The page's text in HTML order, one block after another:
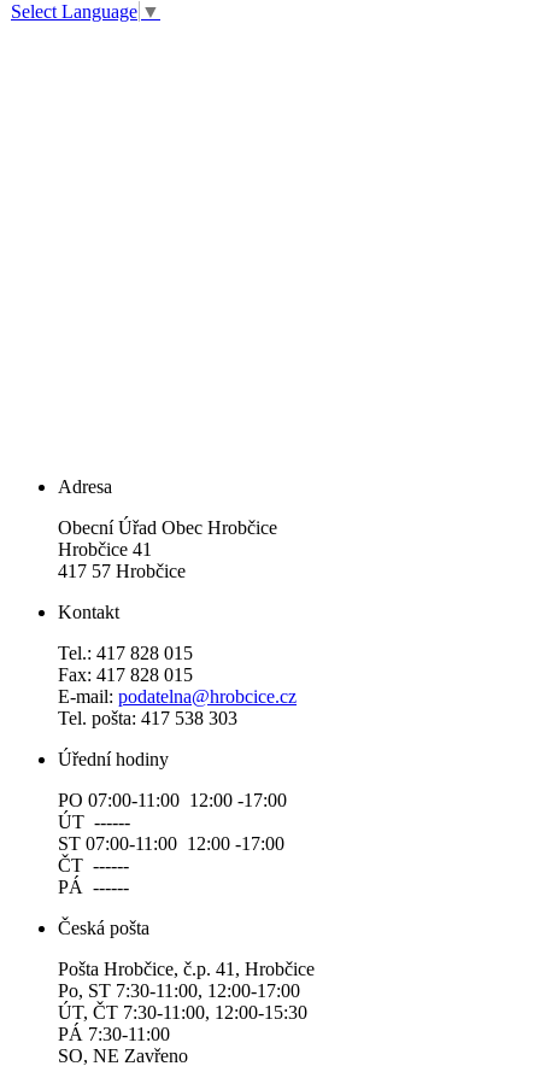
Select Language ▼
Adresa
Obecní Úřad Obec Hrobčice
Hrobčice 41
417 57 Hrobčice
Kontakt
Tel.: 417 828 015
Fax: 417 828 015
E-mail: podatelna@hrobcice.cz
Tel. pošta: 417 538 303
Úřední hodiny
PO 07:00-11:00 12:00 -17:00
ÚT ------
ST 07:00-11:00 12:00 -17:00
ČT ------
PÁ ------
Česká pošta
Pošta Hrobčice, č.p. 41, Hrobčice
Po, ST 7:30-11:00, 12:00-17:00
ÚT, ČT 7:30-11:00, 12:00-15:30
PÁ 7:30-11:00
SO, NE Zavřeno